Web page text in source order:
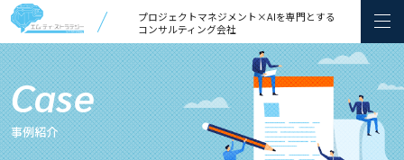
プロジェクトマネジメント×AIを専門とする
コンサルティング会社
Case
事例紹介